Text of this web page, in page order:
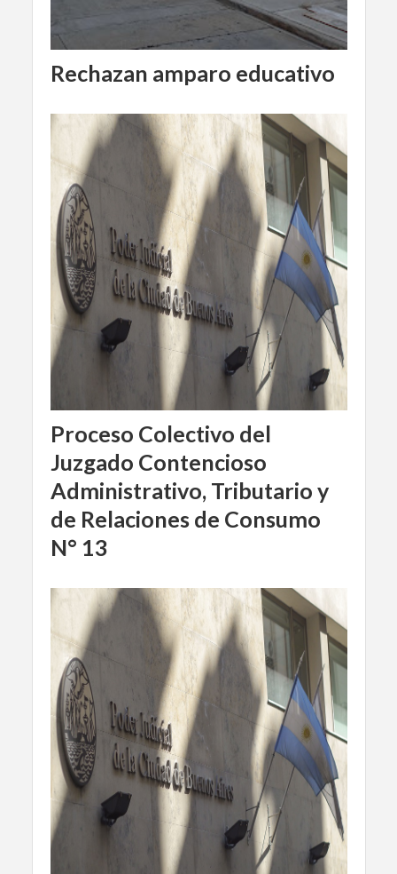
Rechazan amparo educativo
Proceso Colectivo del
Juzgado Contencioso
Administrativo, Tributario y
de Relaciones de Consumo
N° 13